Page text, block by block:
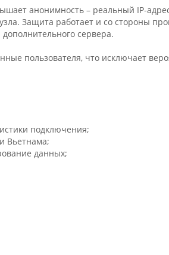
анонимность – реальный IP-
Защита работает и со стороны
сервера.
пользователя, что исключает
подключения;
Вьетнама;
данных;